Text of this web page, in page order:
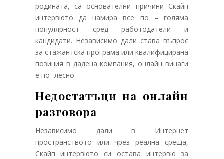
родината, са основателни причини Скайп
интервюто да намира все по – голяма
популярност сред работодатели и
кандидати. Независимо дали става въпрос
за стажантска програма или квалифицирана
позиция в дадена компания, онлайн винаги
е по- лесно.
Недостатъци на онлайн
разговора
Независимо дали в Интернет
пространството или чрез реална среща,
Скайп интервюто си остава интервю за